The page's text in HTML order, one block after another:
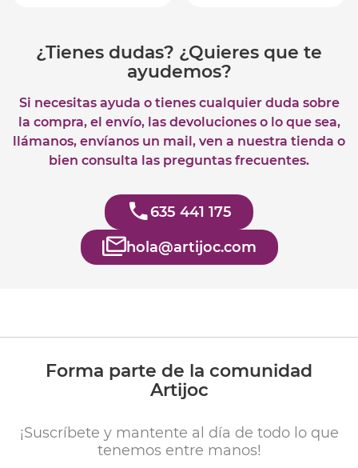
¿Tienes dudas? ¿Quieres que te
ayudemos?
Si necesitas ayuda o tienes cualquier duda sobre
la compra, el envío, las devoluciones o lo que sea,
llámanos, envíanos un mail, ven a nuestra tienda o
bien consulta las preguntas frecuentes.
635 441 175
hola@artijoc.com
Forma parte de la comunidad
Artijoc
¡Suscríbete y mantente al día de todo lo que
tenemos entre manos!